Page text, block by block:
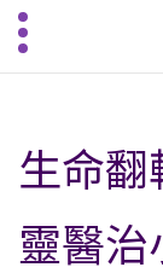
生命翻
靈醫治